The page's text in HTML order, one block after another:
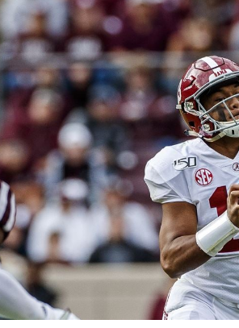
NFL – Power Rankings
Pronostics et paris NFL –
Super Bowl LIX
Histoire et Légendes